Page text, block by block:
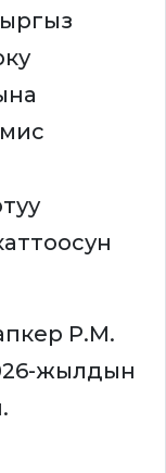
Р.М.
жылдын